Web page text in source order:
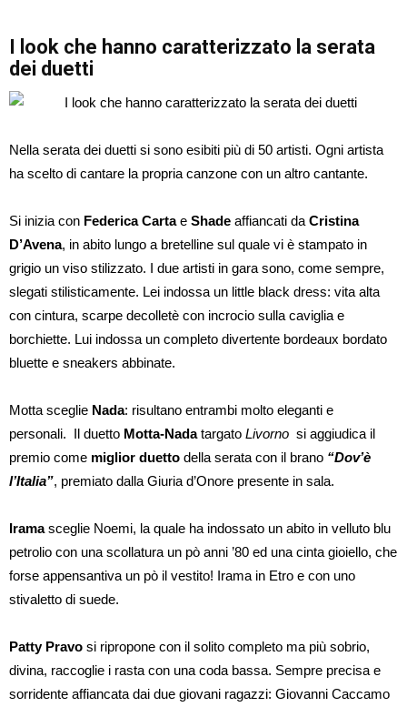
I look che hanno caratterizzato la serata
dei duetti
Nella serata dei duetti si sono esibiti più di 50 artisti. Ogni artista
ha scelto di cantare la propria canzone con un altro cantante.
Si inizia con Federica Cartae Shade affiancati da Cristina
D’Avena, in abito lungo a bretelline sul quale vi è stampato in
grigio un viso stilizzato. I due artisti in gara sono, come sempre,
slegati stilisticamente. Lei indossa un little black dress: vita alta
con cintura, scarpe decolletè con incrocio sulla caviglia e
borchiette. Lui indossa un completo divertente bordeaux bordato
bluette e sneakers abbinate.
Motta sceglie Nada: risultano entrambi molto eleganti e
personali. Il duetto Motta-Nadatargato Livorno si aggiudica il
premio come miglior duetto della serata con il brano “Dov’è
l’Italia”, premiato dalla Giuria d’Onore presente in sala.
Iramasceglie Noemi, la quale ha indossato un abito in velluto blu
petrolio con una scollatura un pò anni ’80 ed una cinta gioiello, che
forse appensantiva un pò il vestito! Irama in Etro e con uno
stivaletto di suede.
Patty Pravo si ripropone con il solito completo ma più sobrio,
divina, raccoglie i rasta con una coda bassa. Sempre precisa e
sorridente affiancata dai due giovani ragazzi: Giovanni Caccamo